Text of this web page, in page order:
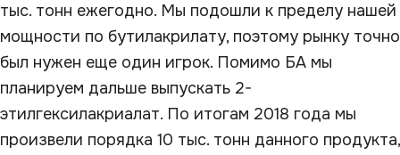
тыс. тонн ежегодно. Мы подошли к пределу нашей
мощности по бутилакрилату, поэтому рынку точно
был нужен еще один игрок. Помимо БА мы
планируем дальше выпускать 2-
этилгексилакриалат. По итогам 2018 года мы
произвели порядка 10 тыс. тонн данного продукта,